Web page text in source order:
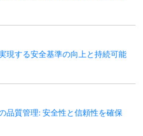
現する安全基準の向上と持続可能
品質管理: 安全性と信頼性を確保